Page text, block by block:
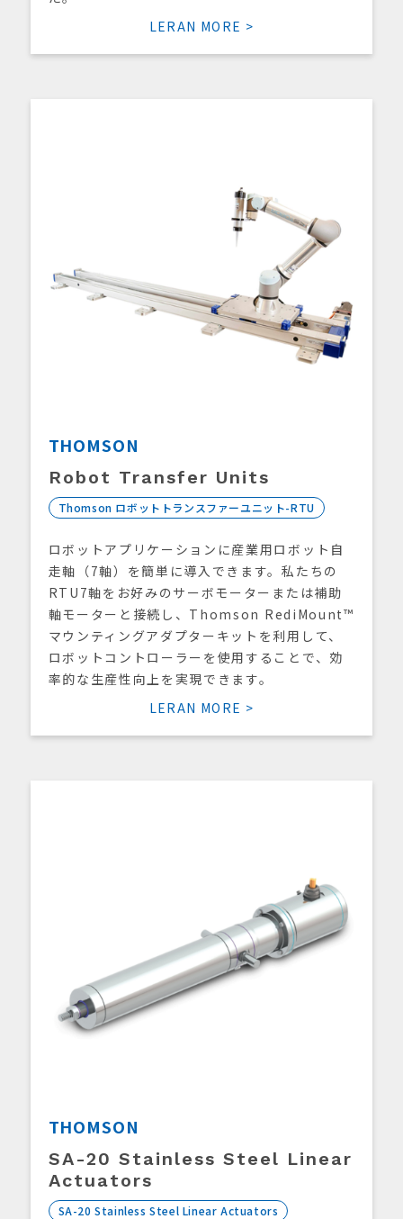
LERAN MORE >
THOMSON
Robot Transfer Units
Thomson ロボットトランスファーユニット-RTU
ロボットアプリケーションに産業用ロボット自
走軸（7軸）を簡単に導入できます。私たちの
RTU7軸をお好みのサーボモーターまたは補助
軸モーターと接続し、Thomson RediMount™
マウンティングアダプターキットを利用して、
ロボットコントローラーを使用することで、効
率的な生産性向上を実現できます。
LERAN MORE >
THOMSON
SA-20 Stainless Steel Linear
Actuators
SA-20 Stainless Steel Linear Actuators